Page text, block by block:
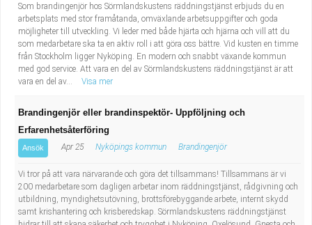
Som brandingenjör hos Sörmlandskustens räddningstjänst erbjuds du en
arbetsplats med stor framåtanda, omväxlande arbetsuppgifter och goda
möjligheter till utveckling. Vi leder med både hjärta och hjärna och vill att du
som medarbetare ska ta en aktiv roll i att göra oss bättre. Vid kusten en timme
från Stockholm ligger Nyköping. En modern och snabbt växande kommun
med god service. Att vara en del av Sörmlandskustens räddningstjänst är att
vara en del av...
Visa mer
Brandingenjör eller brandinspektör- Uppföljning och
Erfarenhetsåterföring
Ansök Apr 25 Nyköpings kommun Brandingenjör
Vi tror på att vara närvarande och göra det tillsammans! Tillsammans är vi
200 medarbetare som dagligen arbetar inom räddningstjänst, rådgivning och
utbildning, myndighetsutövning, brottsförebyggande arbete, internt skydd
samt krishantering och krisberedskap. Sörmlandskustens räddningstjänst